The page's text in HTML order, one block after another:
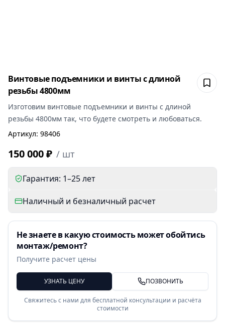
Винтовые подъемники и винты с длиной
резьбы 4800мм
Изготовим винтовые подъемники и винты с длиной
резьбы 4800мм так, что будете смотреть и любоваться.
Артикул: 98406
150 000 ₽ / шт
Гарантия: 1–25 лет
Наличный и безналичный расчет
Не знаете в какую стоимость может обойтись
монтаж/ремонт?
Получите расчет цены
УЗНАТЬ ЦЕНУ ПОЗВОНИТЬ
Свяжитесь с нами для бесплатной консультации и расчёта
стоимости